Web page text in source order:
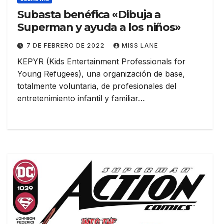
Subasta benéfica «Dibuja a
Superman y ayuda a los niños»
7 DE FEBRERO DE 2022 MISS LANE
KEPYR (Kids Entertainment Professionals for
Young Refugees), una organización de base,
totalmente voluntaria, de profesionales del
entretenimiento infantil y familiar…